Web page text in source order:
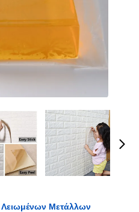
Μετάλλων